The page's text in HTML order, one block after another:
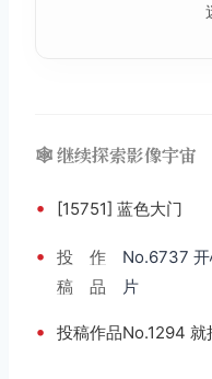
🕸️ 继续探索影像宇宙
• [15751] 蓝色大门
•
投
稿
作
品
No.6737
片
• 投稿作品No.1294 就